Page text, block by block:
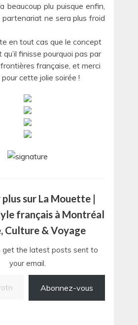
beaucoup plu puisque enfin,
ne sera plus froid
en tout cas que le concept
finisse pourquoi pas par
française, et merci
cette jolie soirée !
plus sur La Mouette |
français à Montréal
Culture & Voyage
get the latest posts sent to
your email.
Abonnez-vous